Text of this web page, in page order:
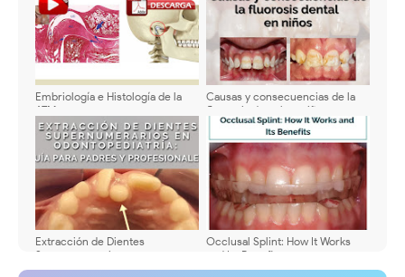
Embriología e Histología de la
ATM
Causas y consecuencias de la
fluorosis dental en niños
Extracción de Dientes
Supernumerarios en
Odontopediatría: Guía para
Occlusal Splint: How It Works
and Its Benefits